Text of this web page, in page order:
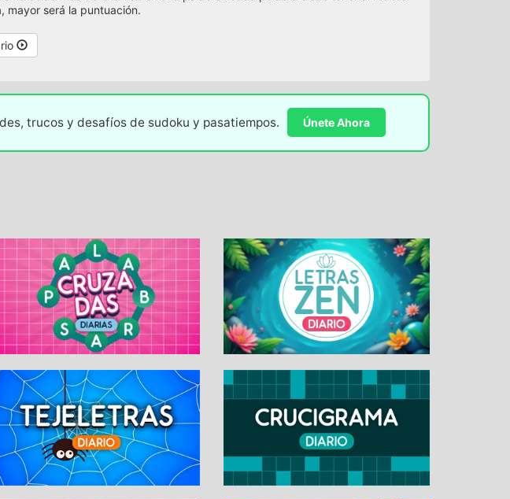
mayor será la puntuación.
trucos y desafíos de sudoku y pasatiempos. Únete Ahora